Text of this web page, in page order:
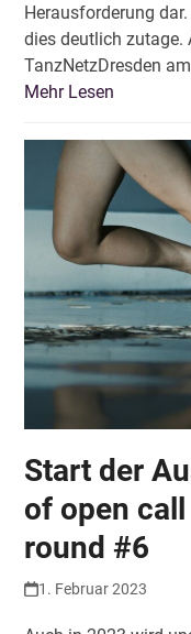
Herausforderung
dies deutlich zutage.
TanzNetzDresden
Mehr Lesen
Start der
of open
round #6
1. Februar 2023